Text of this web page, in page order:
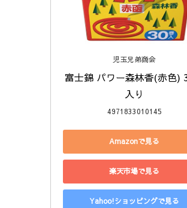
児玉兄弟商会
富士錦 パワー森林香(赤色)
入り
4971833010145
Amazonで見る
楽天市場で見る
Yahoo!ショッピングで見る